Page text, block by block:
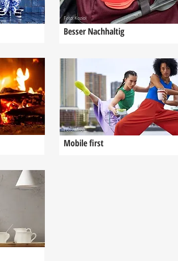
Foto: Koziol
Besser Nachhaltig
Foto: Mepal
Mobile first